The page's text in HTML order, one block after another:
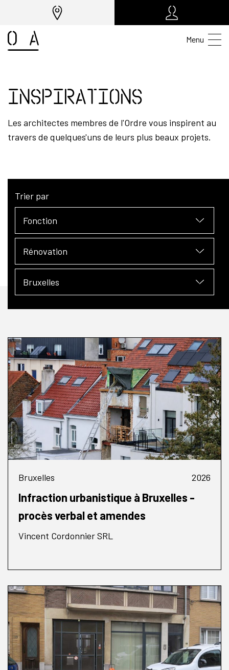
Menu
Inspirations
Les architectes membres de l'Ordre vous inspirent au
travers de quelques'uns de leurs plus beaux projets.
Trier par
Fonction
Rénovation
Bruxelles
Bruxelles 2026
Infraction urbanistique à Bruxelles -
procès verbal et amendes
Vincent Cordonnier SRL